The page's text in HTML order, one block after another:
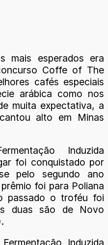
mais esperados era
Coffe of The
cafés especiais
arábica como nos
muita expectativa, a
alto em Minas
Induzida
foi conquistado por
pelo segundo ano
foi para Poliana
passado o troféu foi
duas são de Novo
Induzida